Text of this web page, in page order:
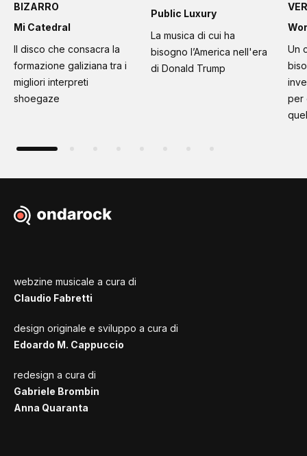
BIZARRO
Mi Catedral
Il disco che consacra la
formazione galiziana tra i
migliori interpreti
shoegaze
Public Luxury
La musica di cui ha
bisogno l’America nell'era
di Donald Trump
Un
per
webzine musicale a cura di
Claudio Fabretti
design originale e sviluppo a cura di
Edoardo M. Cappuccio
redesign a cura di
Gabriele Brombin
Anna Quaranta